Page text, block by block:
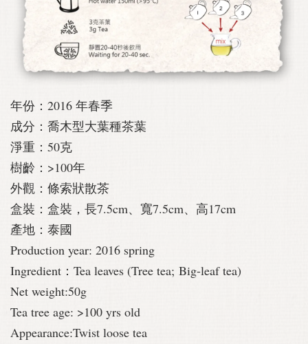
年份：2016 年春季
成分：喬木型大葉種茶葉
淨重：50克
樹齡：>100年
外觀：條索狀散茶
盒裝：盒裝，長7.5cm、寬7.5cm、高17cm
產地：泰國
Production year: 2016 spring
Ingredient：Tea leaves (Tree tea; Big-leaf tea)
Net weight:50g
Tea tree age: >100 yrs old
Appearance:Twist loose tea